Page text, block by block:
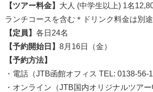
【ツアー料金】 大人 (中学生以上) 1名
ランチコースを含む＊ドリンク料金は別途
【定員】 各日24名
【予約開始日】 8月16日（金）
【予約方法】
・電話（JTB函館オフィス TEL: 0138-56-
・オンライン（JTB国内オリジナルツア